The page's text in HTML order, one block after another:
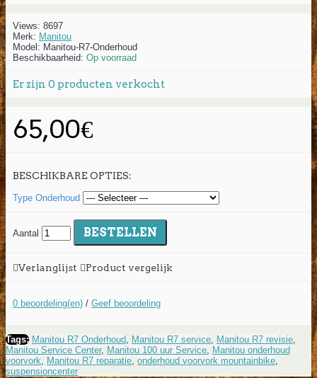
Views: 8697
Merk: Manitou
Model: Manitou-R7-Onderhoud
Beschikbaarheid: Op voorraad
Er zijn 0 producten verkocht
65,00€
BESCHIKBARE OPTIES:
Type Onderhoud
Aantal BESTELLEN
Verlanglijst Product vergelijk
0 beoordeling(en) / Geef beoordeling
Tags: Manitou R7 Onderhoud, Manitou R7 service, Manitou R7 revisie,
Manitou Service Center, Manitou 100 uur Service, Manitou onderhoud
voorvork, Manitou R7 reparatie, onderhoud voorvork mountainbike,
suspensioncenter